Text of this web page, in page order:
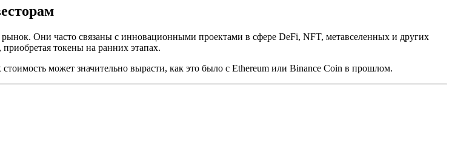
Они часто связаны с инновационными проектами в сфере DeFi, NFT, метавселенных и других
токены на ранних этапах.
может значительно вырасти, как это было с Ethereum или Binance Coin в прошлом.